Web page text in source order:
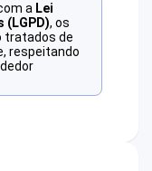
a Lei
(LGPD), os
tratados de
respeitando